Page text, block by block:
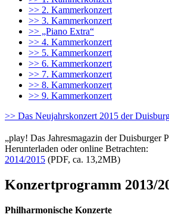
>> 2. Kammerkonzert
>> 3. Kammerkonzert
>> „Piano Extra“
>> 4. Kammerkonzert
>> 5. Kammerkonzert
>> 6. Kammerkonzert
>> 7. Kammerkonzert
>> 8. Kammerkonzert
>> 9. Kammerkonzert
>> Das Neujahrskonzert 2015 der
„play! Das Jahresmagazin der Duisburger
Herunterladen oder online Betrachten:
2014/2015 (PDF, ca. 13,2MB)
Konzertprogramm 2013/
Philharmonische Konzerte